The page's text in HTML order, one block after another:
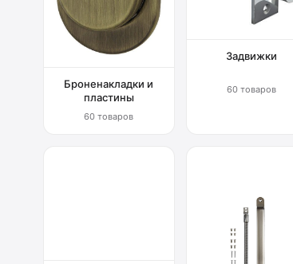
Броненакладки и
пластины
60 товаров
Задвижки
60 товаров